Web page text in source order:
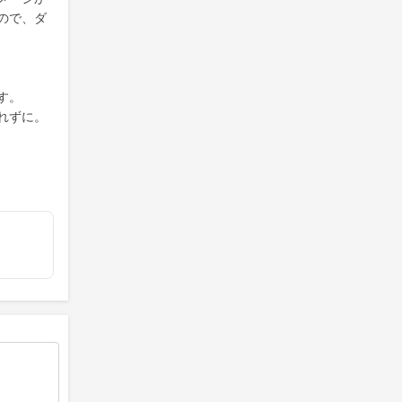
で、ダ
。
ずに。